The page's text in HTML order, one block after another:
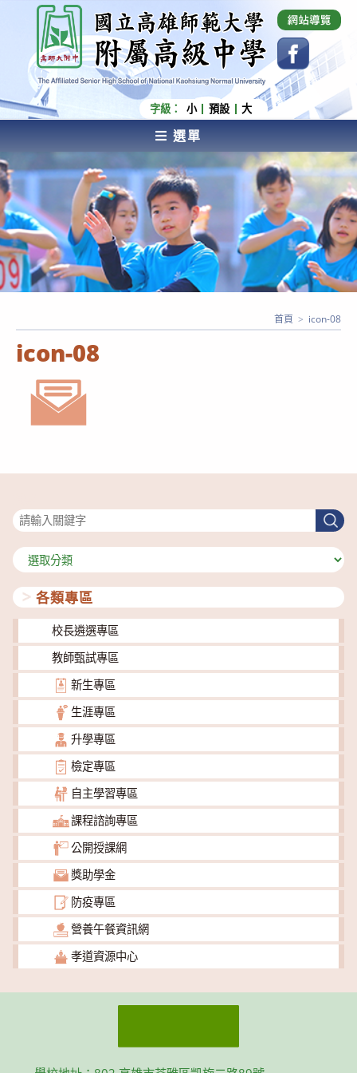
內
容
國立高雄師範大學附屬高級中學 Affiliated Senior
High School of National Kaohsiung Normal
University
字級： 小 預設 大
選單
AFFILIATED SENIOR HIGH SCHOOL OF NATIONAL
KAOHSIUNG NORMAL UNIVERSITY
icon-08
首頁 > icon-08
搜
尋
分
類
各類專區
校長遴選專區
教師甄試專區
新生專區
生涯專區
升學專區
檢定專區
自主學習專區
課程諮詢專區
公開授課網
獎助學金
防疫專區
營養午餐資訊網
孝道資源中心